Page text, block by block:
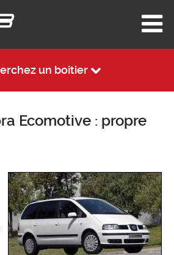
un boitier
Ecomotive : propre